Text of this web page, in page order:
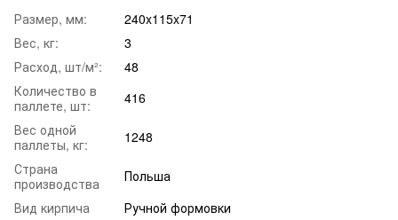
Размер, мм:
240x115x71
Вес, кг:
3
Расход, шт/м²:
48
Количество в
паллете, шт:
416
Вес одной
паллеты, кг:
1248
Страна
производства
Польша
Вид кирпича
Ручной формовки